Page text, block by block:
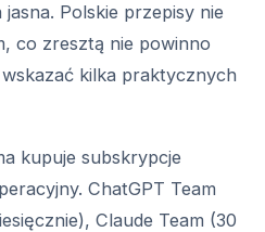
Polskie przepisy nie
co zresztą nie powinno
kilka praktycznych
kupuje subskrypcje
ChatGPT Team
Claude Team (30